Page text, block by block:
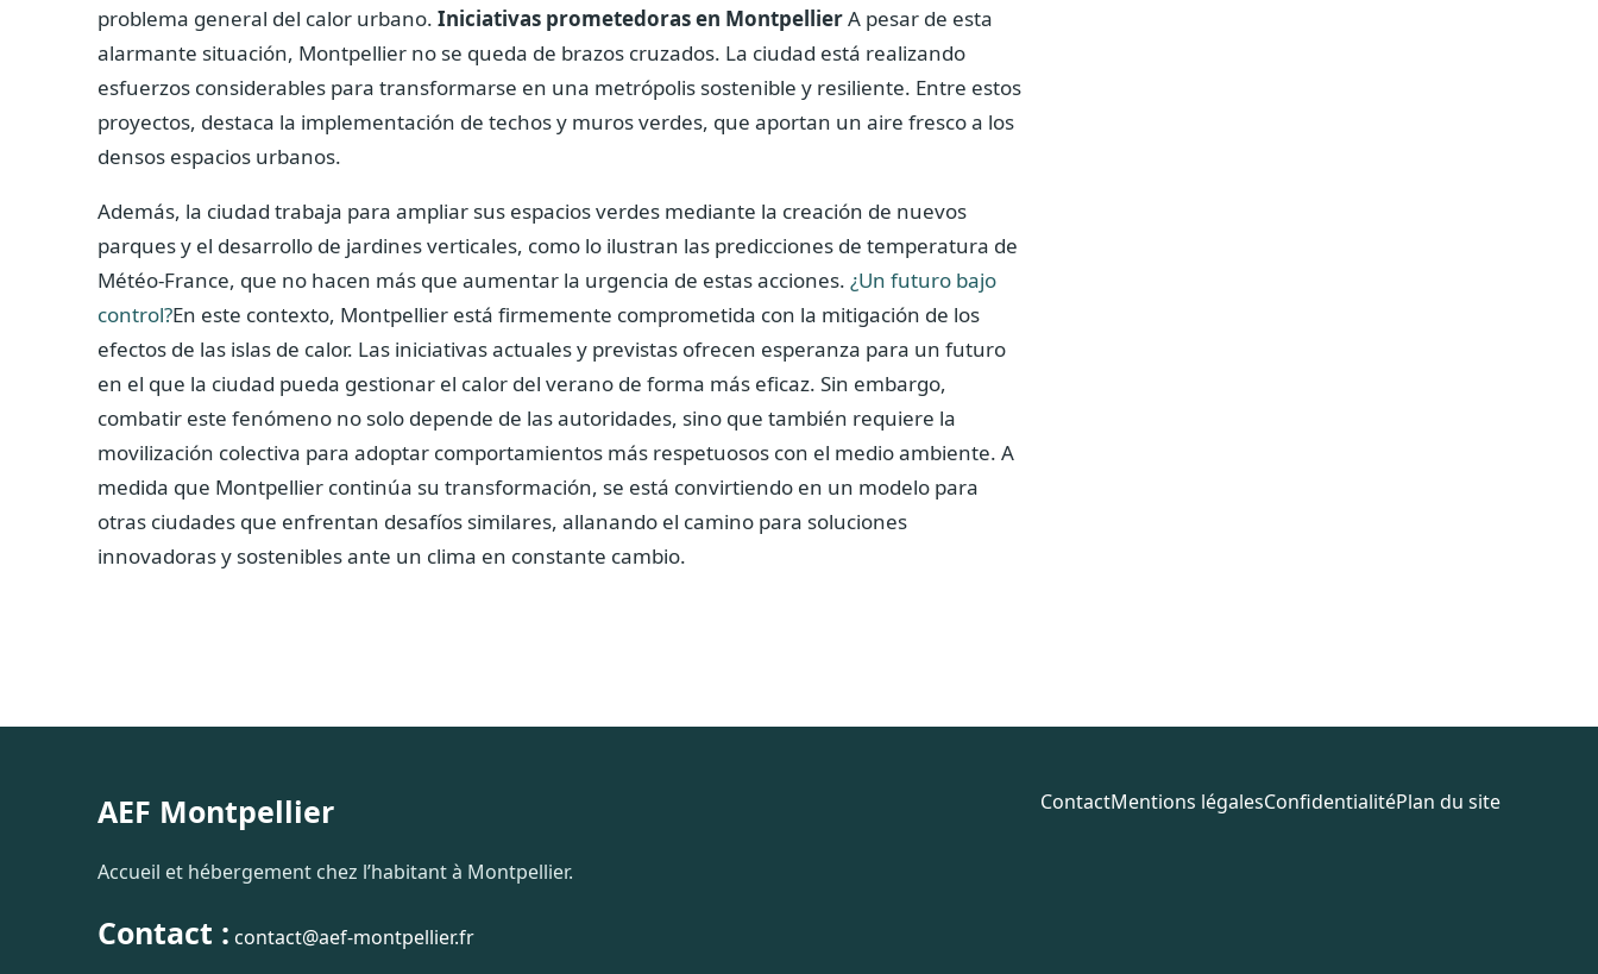
problema general del calor urbano. Iniciativas prometedoras en MontpellierA pesar de esta
alarmante situación, Montpellier no se queda de brazos cruzados. La ciudad está realizando
esfuerzos considerables para transformarse en una metrópolis sostenible y resiliente. Entre estos
proyectos, destaca la implementación de techos y muros verdes, que aportan un aire fresco a los
densos espacios urbanos.
Además, la ciudad trabaja para ampliar sus espacios verdes mediante la creación de nuevos
parques y el desarrollo de jardines verticales, como lo ilustran las predicciones de temperatura de
Météo-France, que no hacen más que aumentar la urgencia de estas acciones. ¿Un futuro bajo
control?En este contexto, Montpellier está firmemente comprometida con la mitigación de los
efectos de las islas de calor. Las iniciativas actuales y previstas ofrecen esperanza para un futuro
en el que la ciudad pueda gestionar el calor del verano de forma más eficaz. Sin embargo,
combatir este fenómeno no solo depende de las autoridades, sino que también requiere la
movilización colectiva para adoptar comportamientos más respetuosos con el medio ambiente. A
medida que Montpellier continúa su transformación, se está convirtiendo en un modelo para
otras ciudades que enfrentan desafíos similares, allanando el camino para soluciones
innovadoras y sostenibles ante un clima en constante cambio.
AEF Montpellier
Accueil et hébergement chez l’habitant à Montpellier.
Contact : contact@aef-montpellier.fr
ContactMentions légalesConfidentialitéPlan du site